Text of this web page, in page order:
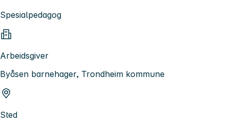
Spesialpedagog
Arbeidsgiver
Byåsen barnehager, Trondheim kommune
Sted